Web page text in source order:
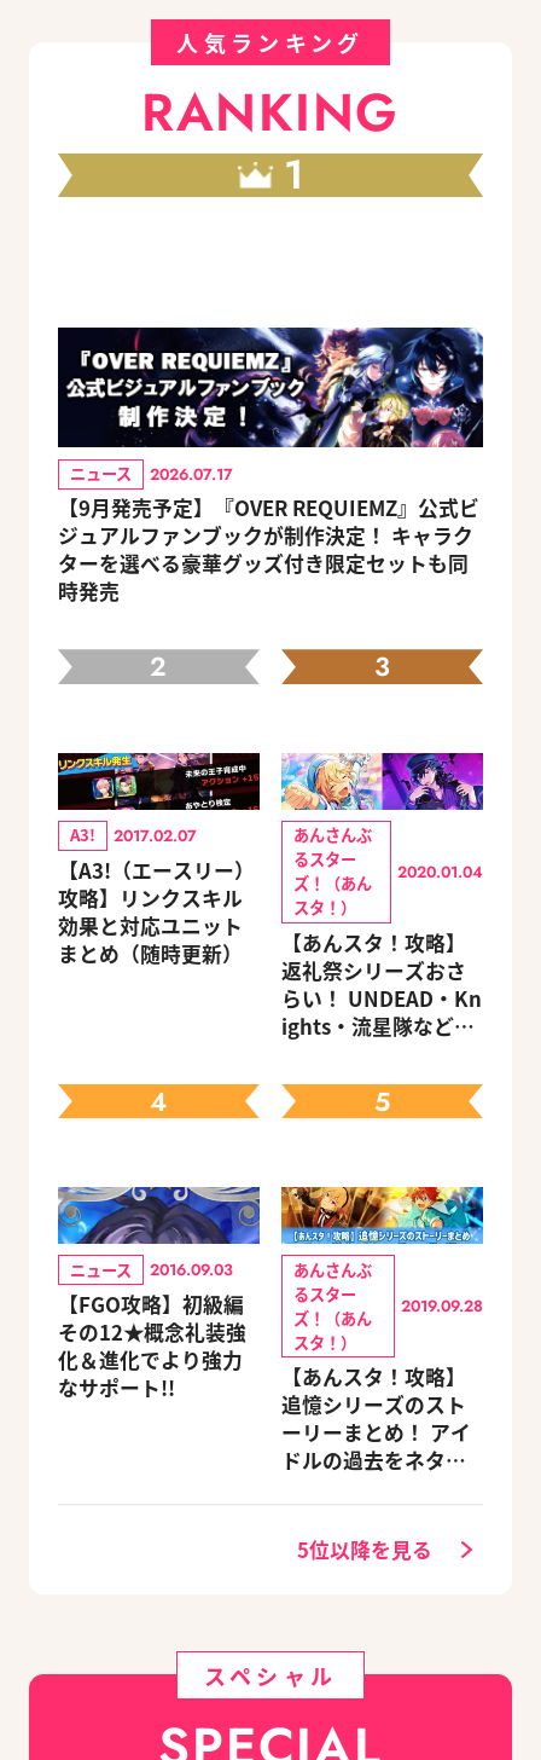
人気ランキング
RANKING
1
ニュース 2026.07.17
【9月発売予定】『OVER REQUIEMZ』公式ビ
ジュアルファンブックが制作決定！ キャラク
ターを選べる豪華グッズ付き限定セットも同
時発売
2
A3! 2017.02.07
【A3!（エースリー）
攻略】リンクスキル
効果と対応ユニット
まとめ（随時更新）
3
あんさんぶ
るスター
ズ！（あん
スタ！）
2020.01.04
【あんスタ！攻略】
返礼祭シリーズおさ
らい！ UNDEAD・Kn
ights・流星隊など、
ェック
4
ニュース 2016.09.03
【FGO攻略】初級編
その12★概念礼装強
化＆進化でより強力
なサポート!!
5
あんさんぶ
るスター
ズ！（あん
スタ！）
2019.09.28
【あんスタ！攻略】
追憶シリーズのスト
ーリーまとめ！ アイ
ドルの過去をネタバ
5位以降を見る
スペシャル